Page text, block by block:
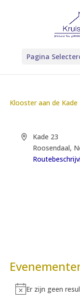
Pagina
Klooster aan de Kade
AdresKade 23
Roosendaal,
Bericht
Er zijn geen